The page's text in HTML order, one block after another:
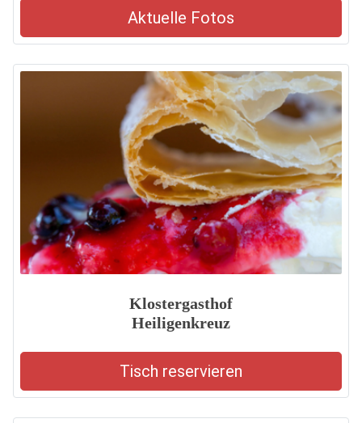
Aktuelle Fotos
Klostergasthof
Heiligenkreuz
Tisch reservieren